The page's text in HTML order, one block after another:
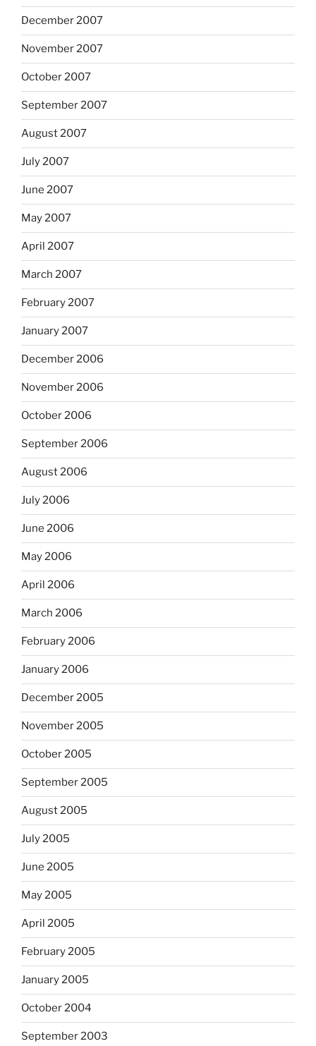
December 2007
November 2007
October 2007
September 2007
August 2007
July 2007
June 2007
May 2007
April 2007
March 2007
February 2007
January 2007
December 2006
November 2006
October 2006
September 2006
August 2006
July 2006
June 2006
May 2006
April 2006
March 2006
February 2006
January 2006
December 2005
November 2005
October 2005
September 2005
August 2005
July 2005
June 2005
May 2005
April 2005
February 2005
January 2005
October 2004
September 2003